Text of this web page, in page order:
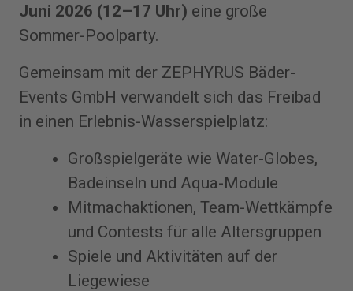
Juni 2026 (12–17 Uhr) eine große
Sommer-Poolparty.
Gemeinsam mit der ZEPHYRUS Bäder-
Events GmbH verwandelt sich das Freibad
in einen Erlebnis-Wasserspielplatz:
Großspielgeräte wie Water-Globes,
Badeinseln und Aqua-Module
Mitmachaktionen, Team-Wettkämpfe
und Contests für alle Altersgruppen
Spiele und Aktivitäten auf der
Liegewiese